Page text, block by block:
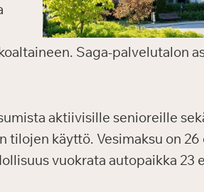
Saga-palvelutalon
aktiivisille senioreille
käyttö. Vesimaksu on
vuokrata autopaikka 23